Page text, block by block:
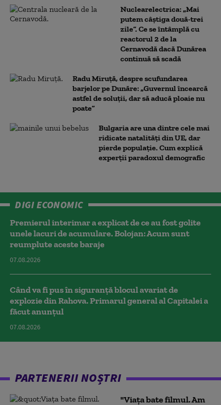
Nuclearelectrica: „Mai
putem câștiga două-trei
zile”. Ce se întâmplă cu
reactorul 2 de la
Cernavodă dacă Dunărea
continuă să scadă
Radu Miruță, despre scufundarea
barjelor pe Dunăre: „Guvernul încearcă
astfel de soluții, dar să aducă ploaie nu
poate”
Bulgaria are una dintre cele mai
ridicate natalități din UE, dar
pierde populație. Cum explică
experții paradoxul demografic
DIGI ECONOMIC
Premierul interimar a explicat de ce au fost golite
unele lacuri de acumulare. Bolojan: Acum sunt
reumplute aceste baraje
07.08.2026
Când va fi pus în siguranță blocul avariat de
explozie din Rahova. Primarul general al Capitalei a
făcut anunțul
07.08.2026
PARTENERII NOȘTRI
"Viața bate filmul. Am